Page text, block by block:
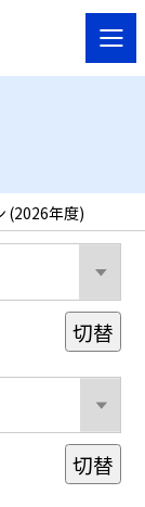
(2026年度)
切替
切替